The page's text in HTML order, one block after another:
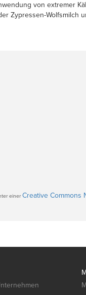
von extremer
Zypressen-
einerCreative Commons